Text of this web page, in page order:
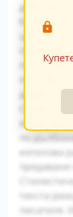
действия
ценности
играе
използва
текста
писателя.